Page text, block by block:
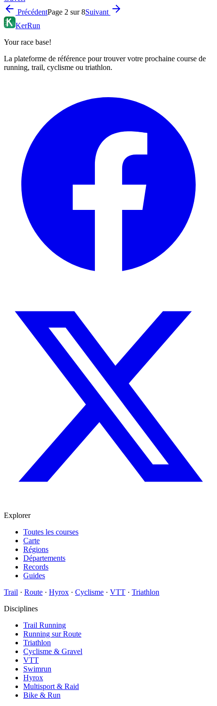
PrécédentPage 2 sur8Suivant
KerRun
Your race base!
La plateforme de référence pour trouver votre prochaine course de
running, trail, cyclisme ou triathlon.
Explorer
Toutes les courses
Carte
Régions
Départements
Records
Guides
Trail · Route · Hyrox · Cyclisme · VTT · Triathlon
Disciplines
Trail Running
Running sur Route
Triathlon
Cyclisme & Gravel
VTT
Swimrun
Hyrox
Multisport & Raid
Bike & Run